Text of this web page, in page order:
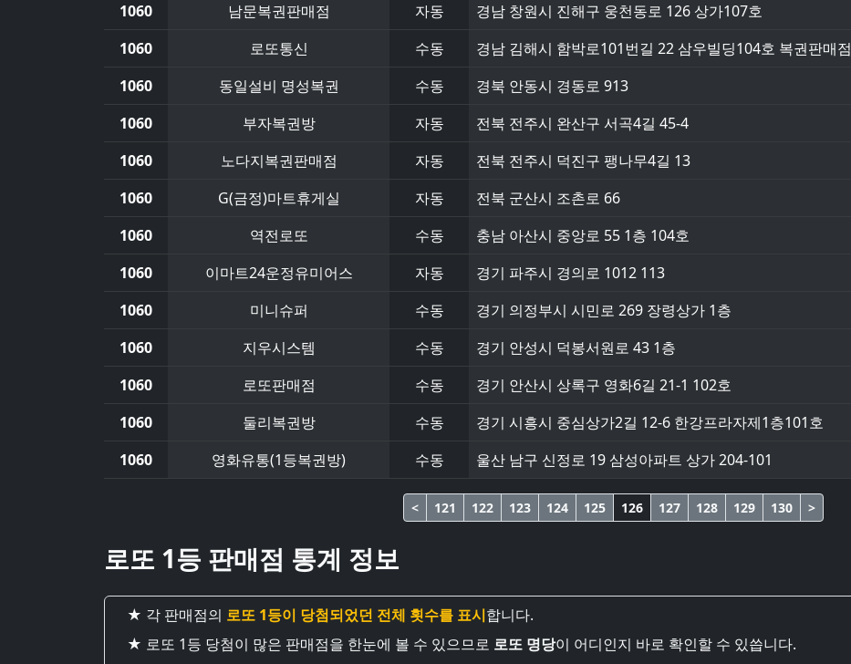
1060
남문복권판매점 자동 경남 창원시 진해구 웅천동로 126 상가107호
1060
로또통신 수동 경남 김해시 함박로101번길 22 삼우빌딩104호 복권판매점
1060
동일설비 명성복권 수동 경북 안동시 경동로 913
1060
부자복권방 자동 전북 전주시 완산구 서곡4길 45-4
1060
노다지복권판매점 자동 전북 전주시 덕진구 팽나무4길 13
1060
G(금정)마트휴게실 자동 전북 군산시 조촌로 66
1060
역전로또 수동 충남 아산시 중앙로 55 1층 104호
1060
이마트24운정유미어스 자동 경기 파주시 경의로 1012 113
1060
미니슈퍼 수동 경기 의정부시 시민로 269 장령상가 1층
1060
지우시스템 수동 경기 안성시 덕봉서원로 43 1층
1060
로또판매점 수동 경기 안산시 상록구 영화6길 21-1 102호
1060
둘리복권방 수동 경기 시흥시 중심상가2길 12-6 한강프라자제1층101호
1060
영화유통(1등복권방) 수동 울산 남구 신정로 19 삼성아파트 상가 204-101
< 121 122 123 124 125 126 127 128 129 130 >
로또 1등 판매점 통계 정보
★ 각 판매점의 로또 1등이 당첨되었던 전체 횟수를 표시합니다.
★ 로또 1등 당첨이 많은 판매점을 한눈에 볼 수 있으므로 로또 명당이 어디인지 바로 확인할 수 있씁니다.